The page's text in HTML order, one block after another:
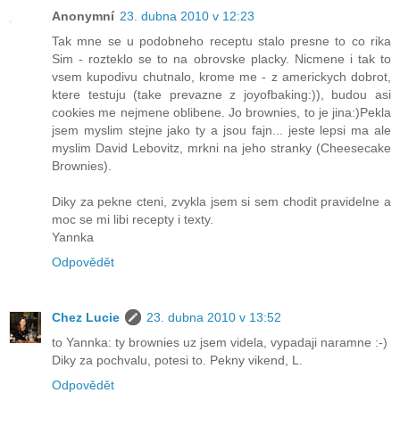
Anonymní 23. dubna 2010 v 12:23
Tak mne se u podobneho receptu stalo presne to co rika
Sim - rozteklo se to na obrovske placky. Nicmene i tak to
vsem kupodivu chutnalo, krome me - z americkych dobrot,
ktere testuju (take prevazne z joyofbaking:)), budou asi
cookies me nejmene oblibene. Jo brownies, to je jina:)Pekla
jsem myslim stejne jako ty a jsou fajn... jeste lepsi ma ale
myslim David Lebovitz, mrkni na jeho stranky (Cheesecake
Brownies).
Diky za pekne cteni, zvykla jsem si sem chodit pravidelne a
moc se mi libi recepty i texty.
Yannka
Odpovědět
Chez Lucie
23. dubna 2010 v 13:52
to Yannka: ty brownies uz jsem videla, vypadaji naramne :-)
Diky za pochvalu, potesi to. Pekny vikend, L.
Odpovědět